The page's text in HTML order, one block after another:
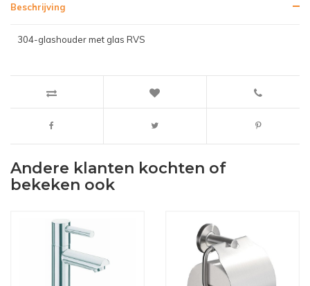
Beschrijving
304-glashouder met glas RVS
Andere klanten kochten of
bekeken ook